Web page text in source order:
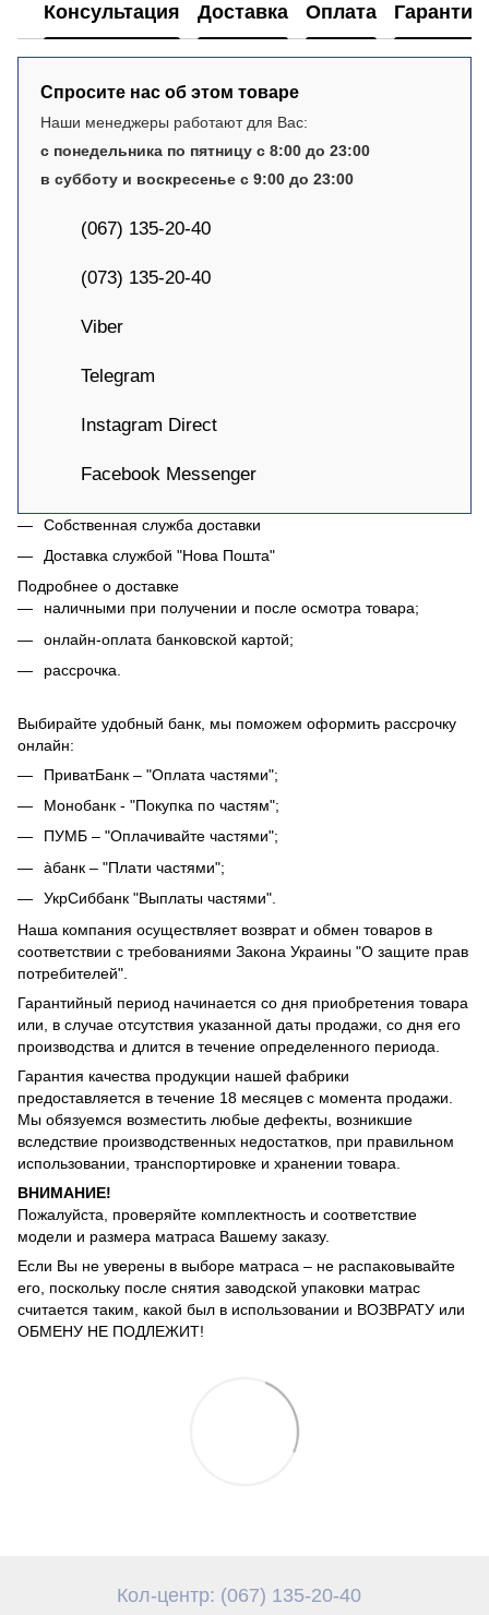
Консультация Доставка Оплата Гарантия
Спросите нас об этом товаре
Наши менеджеры работают для Вас:
с понедельника по пятницу с 8:00 до 23:00
в субботу и воскресенье с 9:00 до 23:00
(067) 135-20-40
(073) 135-20-40
Viber
Telegram
Instagram Direct
Facebook Messenger
Собственная служба доставки
Доставка службой "Нова Пошта"
Подробнее о доставке
наличными при получении и после осмотра товара;
онлайн-оплата банковской картой;
рассрочка.
Выбирайте удобный банк, мы поможем оформить рассрочку
онлайн:
ПриватБанк – "Оплата частями";
Монобанк - "Покупка по частям";
ПУМБ – "Оплачивайте частями";
àбанк – "Плати частями";
УкрСиббанк "Выплаты частями".
Наша компания осуществляет возврат и обмен товаров в
соответствии с требованиями Закона Украины "О защите прав
потребителей".
Гарантийный период начинается со дня приобретения товара
или, в случае отсутствия указанной даты продажи, со дня его
производства и длится в течение определенного периода.
Гарантия качества продукции нашей фабрики
предоставляется в течение 18 месяцев с момента продажи.
Мы обязуемся возместить любые дефекты, возникшие
вследствие производственных недостатков, при правильном
использовании, транспортировке и хранении товара.
ВНИМАНИЕ!
Пожалуйста, проверяйте комплектность и соответствие
модели и размера матраса Вашему заказу.
Если Вы не уверены в выборе матраса – не распаковывайте
его, поскольку после снятия заводской упаковки матрас
считается таким, какой был в использовании и ВОЗВРАТУ или
ОБМЕНУ НЕ ПОДЛЕЖИТ!
Кол-центр: (067) 135-20-40